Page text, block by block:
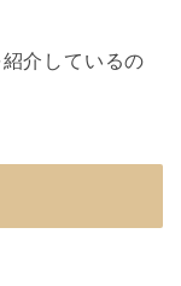
介しているの